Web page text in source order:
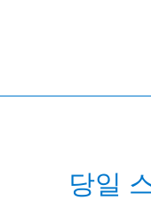
당일